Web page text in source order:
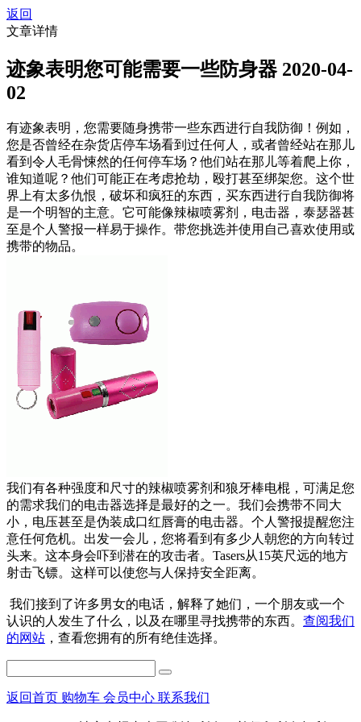
返回
文章详情
迹象表明您可能需要一些防身器2020-04-
02
有迹象表明，您需要随身携带一些东西进行自我防御！例如，
您是否曾经在杂货店停车场看到过任何人，或者曾经站在那儿
看到令人毛骨悚然的任何停车场？他们站在那儿等着爬上你，
谁知道呢？他们可能正在考虑抢劫，殴打甚至绑架您。这个世
界上有太多仇恨，破坏和疯狂的东西，买东西进行自我防御将
是一个明智的主意。它可能像辣椒喷雾剂，电击器，泰瑟器甚
至是个人警报一样易于操作。带您挑选并使用自己喜欢使用或
携带的物品。
我们有各种强度和尺寸的辣椒喷雾剂和狼牙棒电棍，可满足您
的需求我们的电击器选择是最好的之一。我们会携带不同大
小，电压甚至是伪装成口红唇膏的电击器。个人警报提醒您注
意任何危机。出发一会儿，您将看到有多少人朝您的方向转过
头来。这本身会吓到潜在的攻击者。Tasers从15英尺远的地方
射击飞镖。这样可以使您与人保持安全距离。
我们接到了许多男女的电话，解释了她们，一个朋友或一个
认识的人发生了什么，以及在哪里寻找携带的东西。 查阅我们
的网站 ，查看您拥有的所有绝佳选择。
返回首页 购物车 会员中心 联系我们